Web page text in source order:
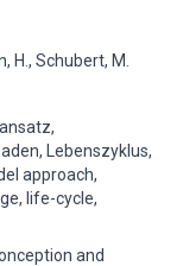
H., Schubert, M.
Lebenszyklus,
approach,
life-cycle,
and